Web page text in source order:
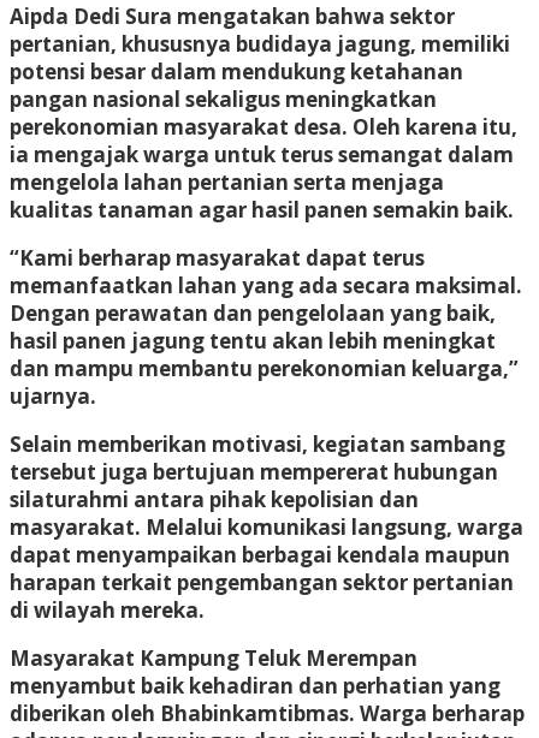
Aipda Dedi Sura mengatakan bahwa sektor
pertanian, khususnya budidaya jagung, memiliki
potensi besar dalam mendukung ketahanan
pangan nasional sekaligus meningkatkan
perekonomian masyarakat desa. Oleh karena itu,
ia mengajak warga untuk terus semangat dalam
mengelola lahan pertanian serta menjaga
kualitas tanaman agar hasil panen semakin baik.
“Kami berharap masyarakat dapat terus
memanfaatkan lahan yang ada secara maksimal.
Dengan perawatan dan pengelolaan yang baik,
hasil panen jagung tentu akan lebih meningkat
dan mampu membantu perekonomian keluarga,”
ujarnya.
Selain memberikan motivasi, kegiatan sambang
tersebut juga bertujuan mempererat hubungan
silaturahmi antara pihak kepolisian dan
masyarakat. Melalui komunikasi langsung, warga
dapat menyampaikan berbagai kendala maupun
harapan terkait pengembangan sektor pertanian
di wilayah mereka.
Masyarakat Kampung Teluk Merempan
menyambut baik kehadiran dan perhatian yang
diberikan oleh Bhabinkamtibmas. Warga berharap